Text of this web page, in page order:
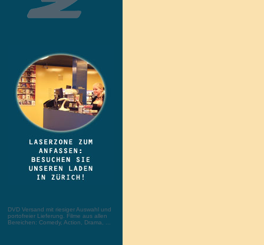
DVD Versand mit riesiger Auswahl und
portofreier Lieferung. Filme aus allen
Bereichen: Comedy, Action, Drama, ...